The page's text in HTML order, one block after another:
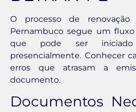
O processo de
Pernambuco segue um
que pode ser
presencialmente. Conhecer
erros que atrasam a
documento.
Documentos